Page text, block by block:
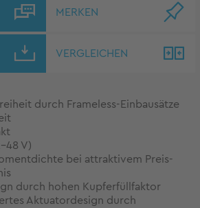
MERKEN
VERGLEICHEN
durch Frameless-Einbausätze
V)
bei attraktivem Preis-
durch hohen Kupferfüllfaktor
Aktuatordesign durch